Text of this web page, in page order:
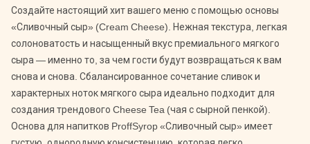
Создайте настоящий хит вашего меню с помощью основы
«Сливочный сыр» (Cream Cheese). Нежная текстура, легкая
солоноватость и насыщенный вкус премиального мягкого
сыра — именно то, за чем гости будут возвращаться к вам
снова и снова. Сбалансированное сочетание сливок и
характерных ноток мягкого сыра идеально подходит для
создания трендового Cheese Tea (чая с сырной пенкой).
Основа для напитков ProffSyrop «Сливочный сыр» имеет